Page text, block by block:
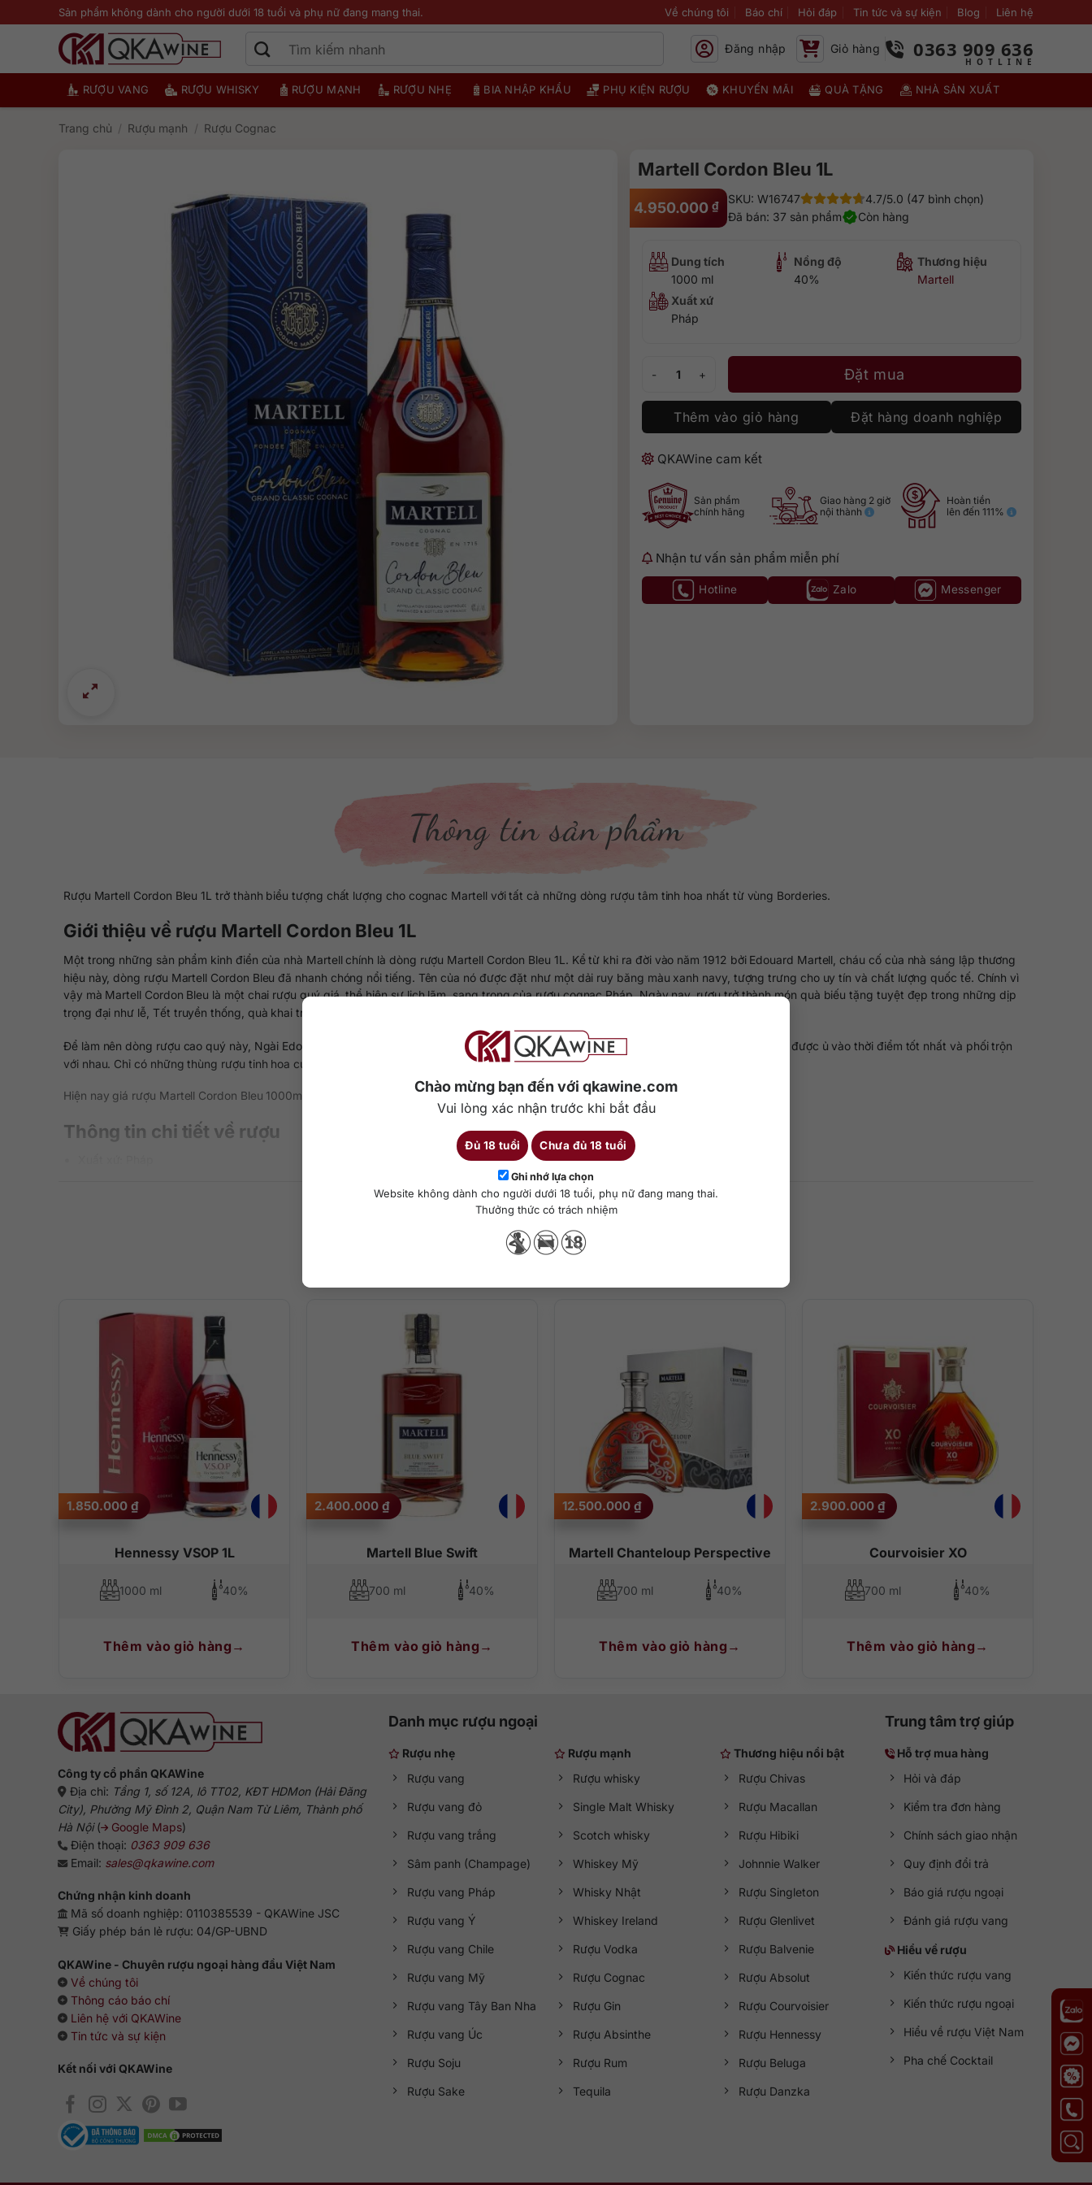
Chào mừng bạn đến với qkawine.com
Vui lòng xác nhận trước khi bắt đầu
Đủ 18 tuổi Chưa đủ 18 tuổi
Ghi nhớ lựa chọn
Website không dành cho người dưới 18 tuổi, phụ nữ đang mang thai.
Thưởng thức có trách nhiệm
qua
Sản phẩm không dành cho người dưới 18 tuổi và phụ nữ đang mang thai. Về chúng tôi Báo chí Hỏi đáp Tin tức và sự kiện Blog Liên hệ
Đăng nhập Giỏ hàng 0363 909 636
RƯỢU VANG RƯỢU WHISKY RƯỢU MẠNH RƯỢU NHẸ BIA NHẬP KHẨU PHỤ KIỆN RƯỢU KHUYẾN MÃI QUÀ TẶNG NHÀ SẢN XUẤT
Trang chủ / Rượu mạnh / Rượu Cognac
Martell Cordon Bleu 1L
4.950.000 ₫ SKU: W16747
4.7/5.0 (47 bình chọn)
Đã bán: 37 sản phẩm
Còn hàng
Dung tích
1000 ml
Nồng độ
40%
Thương hiệu
Martell
Xuất xứ
Pháp
Đặt mua
Thêm vào giỏ hàng Đặt hàng doanh nghiệp
QKAWine cam kết
Sản phẩm
chính hãng
Giao hàng 2 giờ
nội thành
Hoàn tiền
lên đến 111%
Nhận tư vấn sản phẩm miễn phí
Hotline Zalo Messenger
Thông tin sản phẩm
Rượu Martell Cordon Bleu 1L trở thành biểu tượng chất lượng cho cognac Martell với tất cả những dòng rượu tâm tinh hoa nhất từ vùng Borderies.
Giới thiệu về rượu Martell Cordon Bleu 1L
Một trong những sản phẩm kinh điển của nhà Martell chính là dòng rượu Martell Cordon Bleu 1L. Kể từ khi ra đời vào năm 1912 bởi Edouard Martell, cháu cố của nhà sáng lập thương
hiệu này, dòng rượu Martell Cordon Bleu đã nhanh chóng nổi tiếng. Tên của nó được đặt như một dải ruy băng màu xanh navy, tượng trưng cho uy tín và chất lượng quốc tế. Chính vì
vậy mà Martell Cordon Bleu là một chai rượu quý giá, thể hiện sự lịch lãm, sang trọng của rượu cognac Pháp. Ngày nay, rượu trở thành món quà biếu tặng tuyệt đẹp trong những dịp
trọng đại như lễ, Tết truyền thống, quà khai trương,…
Để làm nên dòng rượu cao quý này, Ngài Edouard Martell đã đích thân tuyển chọn hơn 100 dòng rượu tâm (eaux-de-vie) chất lượng nhất, được ủ vào thời điểm tốt nhất và phối trộn
với nhau. Chỉ có những thùng rượu tinh hoa của vùng Borderies mới đủ tư cách bước vào một chai Martell Cordon Bleu huyền thoại.
Hiện nay giá rượu Martell Cordon Bleu 1000ml dao động khoảng 5.300.000 đồng/chai tùy thời điểm và đơn vị cung cấp.
Thông tin chi tiết về rượu
Mô tả chi tiết hương vị rượu
Ánh sáng vàng đậm óng ánh khi vừa rót rượu ra ly sẽ mê hoặc bất kỳ một vị khách nào, kể cả là người khó tính nhất. Quá trình ngâm ủ phức tạp nhiều năm bên trong những thùng gỗ
sồi Troncais đã gặt hái quả ngọt. Rượu Martell Cordon Bleu Cognac trở nên thật sống động với mùi thơm dịu nhẹ của trái cây vườn, mận, mứt táo hòa quyện cùng cà phê mocha rang,
hạt hạnh nhân và cỏ vetiver.
Trên vòm miệng là sự tròn đầy, căng mọng và êm ái của vị ngọt ngào, thanh lịch, tinh tế từ những dòng rượu tâm tốt nhất vùng Borderies.
Rượu kết lại với dư vị thật dài, ấn tượng, độc nhất vô nhị của trái cây ngọt ngào và gia vị nồng ấm.
Cách thưởng thức rượu đúng điệu
Thưởng thức nguyên chất (uống neat) trong kiểu ly pha lê Tulip là cách tốt nhất để cảm nhận tuyệt tác này. Hãy tưởng tượng bạn đang rót chất lỏng màu vàng hổ phách sóng sánh ra
Chi tiết
Sản phẩm tương tự
Hennessy VSOP 1L
1.850.000 ₫
1000 ml 40%
Thêm vào giỏ hàng
Martell Blue Swift
2.400.000 ₫
700 ml 40%
Thêm vào giỏ hàng
Martell Chanteloup Perspective
12.500.000 ₫
700 ml 40%
Thêm vào giỏ hàng
Courvoisier XO
2.900.000 ₫
700 ml 40%
Thêm vào giỏ hàng
Công ty cổ phần QKAWine
Địa chỉ: Tầng 1, số 12A, lô TT02, KĐT HDMon (Hải Đăng
City), Phường Mỹ Đình 2, Quận Nam Từ Liêm, Thành phố
Hà Nội( Google Maps)
Điện thoại: 0363 909 636
Email: sales@qkawine.com
Chứng nhận kinh doanh
Mã số doanh nghiệp: 0110385539 - QKAWine JSC
Giấy phép bán lẻ rượu: 04/GP-UBND
QKAWine - Chuyên rượu ngoại hàng đầu Việt Nam
Về chúng tôi
Thông cáo báo chí
Liên hệ với QKAWine
Tin tức và sự kiện
Kết nối với QKAWine
Danh mục rượu ngoại
Rượu nhẹ
Rượu vang
Rượu vang đỏ
Rượu vang trắng
Sâm panh (Champage)
Rượu vang Pháp
Rượu vang Ý
Rượu vang Chile
Rượu vang Mỹ
Rượu vang Tây Ban Nha
Rượu vang Úc
Rượu Soju
Rượu Sake
Rượu mạnh
Rượu whisky
Single Malt Whisky
Scotch whisky
Whiskey Mỹ
Whisky Nhật
Whiskey Ireland
Rượu Vodka
Rượu Cognac
Rượu Gin
Rượu Absinthe
Rượu Rum
Tequila
Thương hiệu nổi bật
Rượu Chivas
Rượu Macallan
Rượu Hibiki
Johnnie Walker
Rượu Singleton
Rượu Glenlivet
Rượu Balvenie
Rượu Absolut
Rượu Courvoisier
Rượu Hennessy
Rượu Beluga
Rượu Danzka
Trung tâm trợ giúp
Hỗ trợ mua hàng
Hỏi và đáp
Kiểm tra đơn hàng
Chính sách giao nhận
Quy định đổi trả
Báo giá rượu ngoại
Đánh giá rượu vang
Hiểu về rượu
Kiến thức rượu vang
Kiến thức rượu ngoại
Hiểu về rượu Việt Nam
Pha chế Cocktail